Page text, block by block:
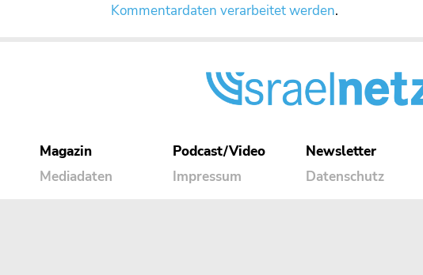
Kommentardaten verarbeitet werden.
Magazin
Mediadaten
Podcast/Video
Impressum
Newsletter
Datenschutz